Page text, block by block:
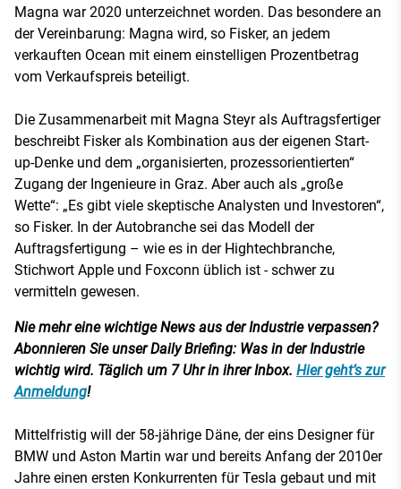
Magna war 2020 unterzeichnet worden. Das besondere an
der Vereinbarung: Magna wird, so Fisker, an jedem
verkauften Ocean mit einem einstelligen Prozentbetrag
vom Verkaufspreis beteiligt.
Die Zusammenarbeit mit Magna Steyr als Auftragsfertiger
beschreibt Fisker als Kombination aus der eigenen Start-
up-Denke und dem „organisierten, prozessorientierten“
Zugang der Ingenieure in Graz. Aber auch als „große
Wette“: „Es gibt viele skeptische Analysten und Investoren“,
so Fisker. In der Autobranche sei das Modell der
Auftragsfertigung – wie es in der Hightechbranche,
Stichwort Apple und Foxconn üblich ist - schwer zu
vermitteln gewesen.
Nie mehr eine wichtige News aus der Industrie verpassen?
Abonnieren Sie unser Daily Briefing: Was in der Industrie
wichtig wird. Täglich um 7 Uhr in ihrer Inbox. Hier geht’s zur
Anmeldung!
Mittelfristig will der 58-jährige Däne, der eins Designer für
BMW und Aston Martin war und bereits Anfang der 2010er
Jahre einen ersten Konkurrenten für Tesla gebaut und mit